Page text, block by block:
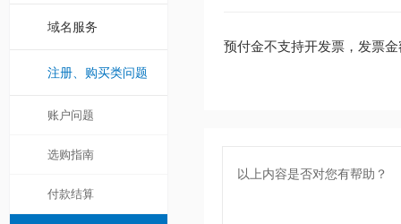
域名服务
注册、购买类问题
账户问题
选购指南
付款结算
预付金不支持开发票，发票
以上内容是否对您有帮助？